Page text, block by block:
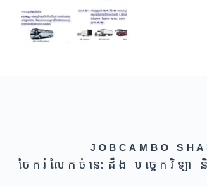
JOBCAMBO
ចែករំលែកចំនេះដឹង បច្ចេកវិទ្យា